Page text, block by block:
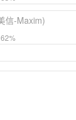
信-Maxim)
诺-ADI)